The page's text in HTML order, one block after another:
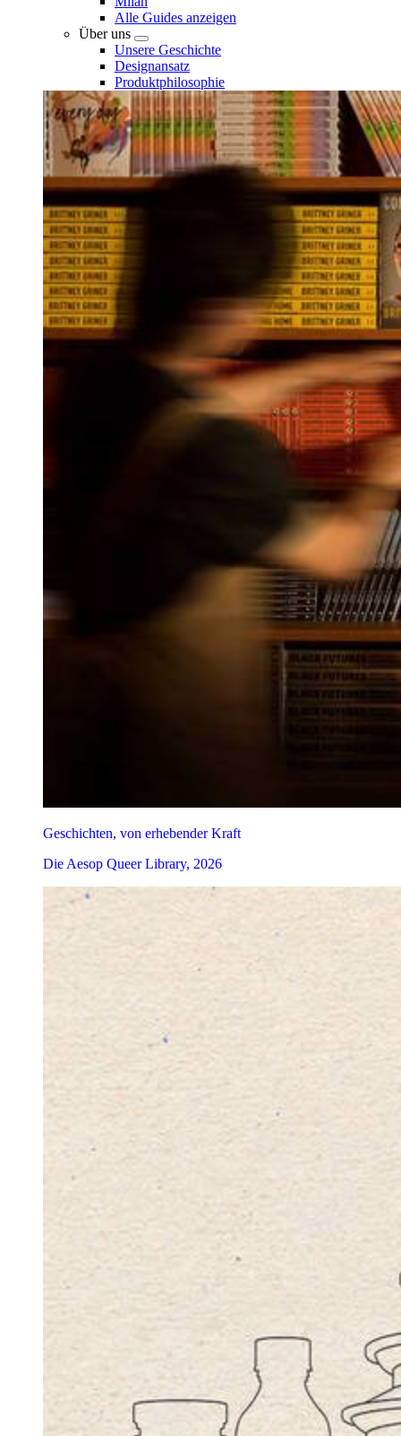
Alle Guides anzeigen
Über uns
Unsere Geschichte
Designansatz
Produktphilosophie
Geschichten, von erhebender Kraft
Die Aesop Queer Library, 2026